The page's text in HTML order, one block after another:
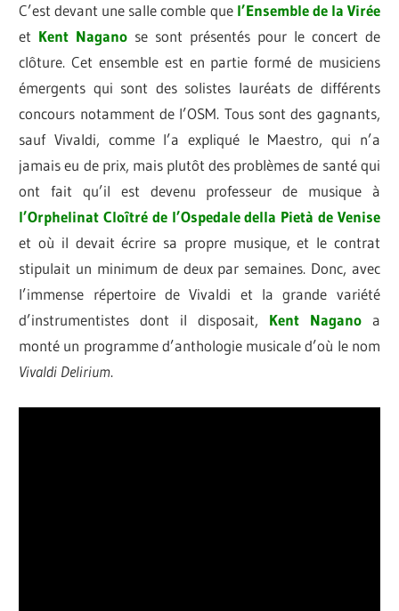
C’est devant une salle comble que l’Ensemble de la Virée
et Kent Nagano se sont présentés pour le concert de
clôture. Cet ensemble est en partie formé de musiciens
émergents qui sont des solistes lauréats de différents
concours notamment de l’OSM. Tous sont des gagnants,
sauf Vivaldi, comme l’a expliqué le Maestro, qui n’a
jamais eu de prix, mais plutôt des problèmes de santé qui
ont fait qu’il est devenu professeur de musique à
l’Orphelinat Cloîtré de l’Ospedale della Pietà de Venise
et où il devait écrire sa propre musique, et le contrat
stipulait un minimum de deux par semaines. Donc, avec
l’immense répertoire de Vivaldi et la grande variété
d’instrumentistes dont il disposait, Kent Nagano a
monté un programme d’anthologie musicale d’où le nom
Vivaldi Delirium.